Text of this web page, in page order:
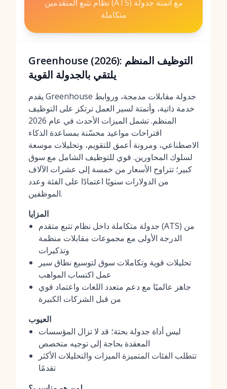
نظام تتبع المتقدمين (ATS) مع أتمتة جدولة
متكاملة
Greenhouse (2026): التوظيف المنظم
يلتقي بالجدولة القوية
يقدم Greenhouse جدولة مقابلات مدمجة، وروابط
خدمة ذاتية، وأتمتة لسير العمل ترتكز على التوظيف
المنظم. تشمل الميزات الأحدث في عام 2026
اقتراحات مواعيد محسّنة بمساعدة الذكاء
الاصطناعي، ومرونة أعمق للتقويم، وتحليلات موسعة
لسلوك المحاورين. قوي للتوظيف الشامل مع سوق
كبير؛ تتراوح الأسعار من خمسة إلى عشرات الآلاف
من الدولارات سنويًا اعتمادًا على الفئة وعدد
الموظفين.
المزايا
جدولة متكاملة داخل نظام تتبع متقدم (ATS) من
الدرجة الأولى مع مجموعات مقابلات منظمة
وتذكيرات
تحليلات قوية وتكاملات سوق لتوسيع نطاق سير
عمل اكتساب المواهب
جاهز عالميًا مع دعم متعدد اللغات واعتماد قوي
من قبل الشركات الكبيرة
العيوب
ليس أداة جدولة بحتة؛ قد لا تزال المؤسسات
المعقدة بحاجة إلى توجيه متخصص
تتطلب الفئات المتميزة الميزات والتحليلات الأكثر
تقدمًا